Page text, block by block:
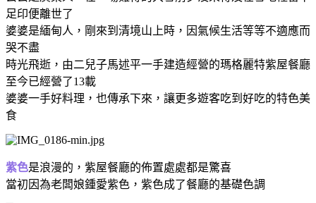
足印便離世了
婆婆是緬甸人，剛來到清境山上時，因氣候生活等等不適應而
哭不盡
時光飛逝，由二兒子馬述平一手建造經營的瑪格麗特紫屋餐廳
至今已經營了13載
婆婆一手好料理，也傳承下來，讓更多遊客吃到好吃的特色美
食
紫色是浪漫的，紫屋餐廳的佈置處處都是驚喜
當初因為老闆娘鍾愛紫色，紫色成了餐廳的基礎色調